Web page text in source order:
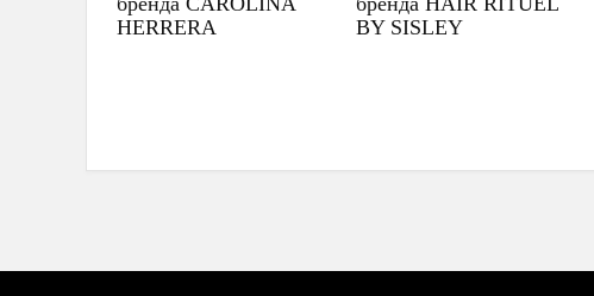
HERRERA
BY SISLEY